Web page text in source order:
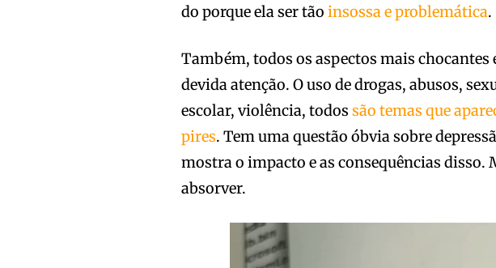
do porque ela ser tãoinsossa e problemática.
Também, todos os aspectos mais chocantes
devida atenção. O uso de drogas, abusos,
escolar, violência, todos são temas que
pires. Tem uma questão óbvia sobre
mostra o impacto e as consequências disso.
absorver.